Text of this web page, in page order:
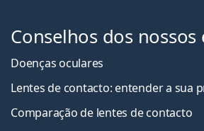
Conselhos dos nossos
Doenças oculares
Lentes de contacto: entender a sua
Comparação de lentes de contacto